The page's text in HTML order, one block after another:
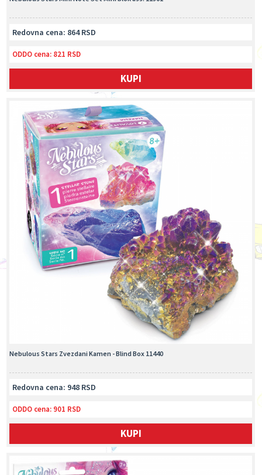
Redovna cena: 864 RSD
ODDO cena: 821 RSD
KUPI
Nebulous Stars Zvezdani Kamen - Blind Box 11440
Redovna cena: 948 RSD
ODDO cena: 901 RSD
KUPI